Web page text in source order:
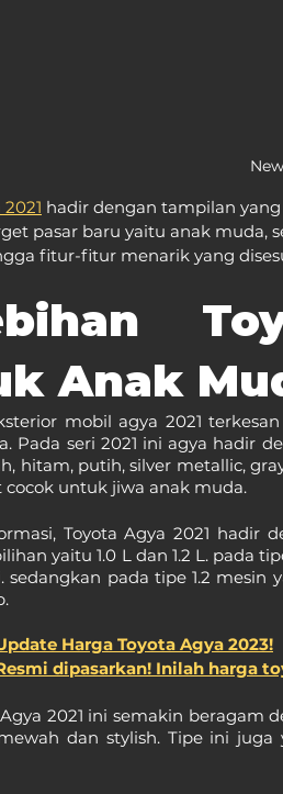
hadir dengan tampilan
pasar baru yaitu anak muda,
fitur-fitur menarik yang
Anak
mobil agya 2021
Pada seri 2021 ini agya hadir
hitam, putih, silver metallic,
cocok untuk jiwa anak muda.
Toyota Agya 2021 hadir
yaitu 1.0 L dan 1.2 L. pada
sedangkan pada tipe 1.2 mesin
Harga Toyota Agya 2023!
dipasarkan! Inilah harga
2021 ini semakin beragam
dan stylish. Tipe ini